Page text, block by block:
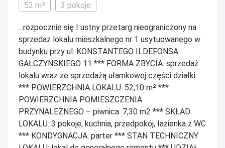
52 m²
3 pokoje
...rozpocznie się I ustny przetarg nieograniczony na
sprzedaż lokalu mieszkalnego nr 1 usytuowanego w
budynku przy ul. KONSTANTEGO ILDEFONSA
GAŁCZYŃSKIEGO 11 *** FORMA ZBYCIA: sprzedaż
lokalu wraz ze sprzedażą ułamkowej części działki
*** POWIERZCHNIA LOKALU: 52,10 m² ***
POWIERZCHNIA POMIESZCZENIA
PRZYNALEŻNEGO – piwnica: 7,30 m2 *** SKŁAD
LOKALU: 3 pokoje, kuchnia, przedpokój, łazienka z WC
*** KONDYGNACJA: parter *** STAN TECHNICZNY